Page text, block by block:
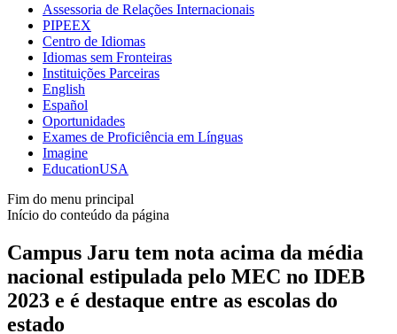
Assessoria de Relações Internacionais
PIPEEX
Centro de Idiomas
Idiomas sem Fronteiras
Instituições Parceiras
English
Español
Oportunidades
Exames de Proficiência em Línguas
Imagine
EducationUSA
Fim do menu principal
Início do conteúdo da página
Campus Jaru tem nota acima da média
nacional estipulada pelo MEC no IDEB
2023 e é destaque entre as escolas do
estado